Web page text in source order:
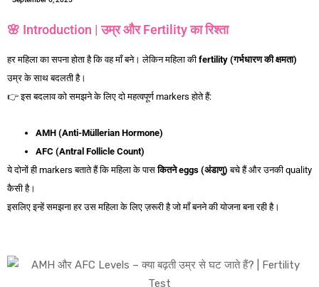
🌸 Introduction | उम्र और Fertility का रिश्ता
हर महिला का सपना होता है कि वह माँ बने। लेकिन महिला की fertility (गर्भधारणकीक्षमता)
उम्र के साथ बदलती है।
👉 इस बदलाव को समझने के लिए दो महत्वपूर्ण markers होते हैं:
AMH (Anti-Müllerian Hormone)
AFC (Antral Follicle Count)
ये दोनों ही markers बताते हैं कि महिला के पासकितने eggs (अंडाणु) बचे हैं और उनकी quality
कैसी है।
इसलिए इन्हें समझना हर उस महिला के लिए ज़रूरी है जो माँ बनने की योजना बना रही है।